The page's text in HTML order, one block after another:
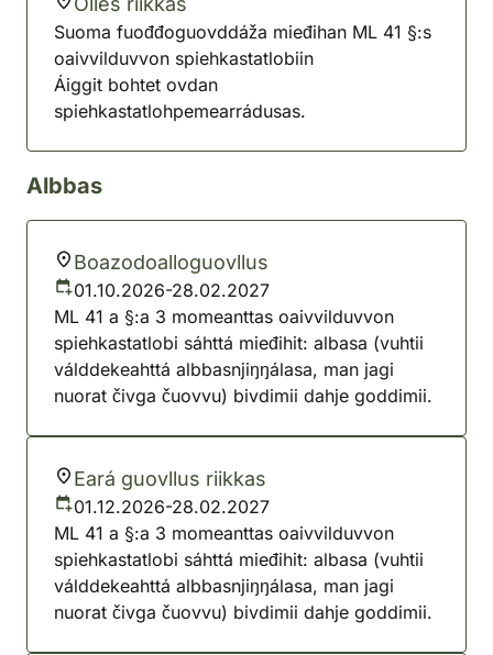
Suoma fuođđoguovddáža mieđihan ML 41 §:s
oaivvilduvvon spiehkastatlobiin
Áiggit bohtet ovdan
spiehkastatlohpemearrádusas.
Albbas
Boazodoalloguovllus
01.10.2026-28.02.2027
ML 41 a §:a 3 momeanttas oaivvilduvvon
spiehkastatlobi sáhttá mieđihit: albasa (vuhtii
válddekeahttá albbasnjiŋŋálasa, man jagi
nuorat čivga čuovvu) bivdimii dahje goddimii.
Eará guovllus riikkas
01.12.2026-28.02.2027
ML 41 a §:a 3 momeanttas oaivvilduvvon
spiehkastatlobi sáhttá mieđihit: albasa (vuhtii
válddekeahttá albbasnjiŋŋálasa, man jagi
nuorat čivga čuovvu) bivdimii dahje goddimii.